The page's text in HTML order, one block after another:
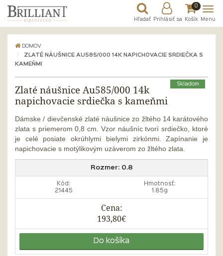
Hľadať Prihlásiť sa
0
Košík Menu
DOMOV
ZLATÉ NÁUŠNICE AU585/000 14K NAPICHOVACIE SRDIEČKA S
KAMEŇMI
Skladom
Zlaté náušnice Au585/000 14k
napichovacie srdiečka s kameňmi
Dámske / dievčenské zlaté náušnice zo žltého 14 karátového
zlata s priemerom 0,8 cm. Vzor náušníc tvorí srdiečko, ktoré
je celé posiate okrúhlymi bielymi zirkónmi. Zapínanie je
napichovacie s motýlikovým uzáverom zo žltého zlata.
Rozmer: 0.8
Kód:
21445
Hmotnosť:
1.85g
Cena:
193,80€
Do košíka